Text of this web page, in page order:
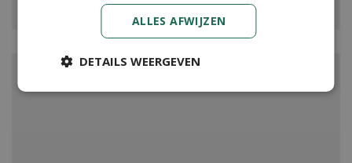
ALLES AFWIJZEN
DETAILS WEERGEVEN